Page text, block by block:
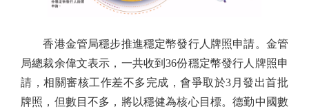
香港金管局穩步推進穩定幣發行人牌照申請。金管
局總裁余偉文表示，一共收到36份穩定幣發行人牌照申
請，相關審核工作差不多完成，會爭取於3月發出首批
牌照，但數目不多，將以穩健為核心目標。德勤中國數